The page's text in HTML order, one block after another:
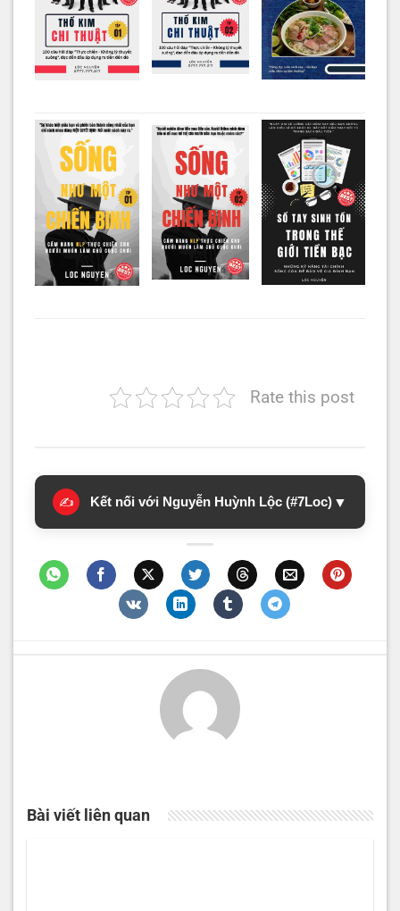
Rate this post
✍️ Kết nối với Nguyễn Huỳnh Lộc (#7Loc) ▼
Bài viết liên quan